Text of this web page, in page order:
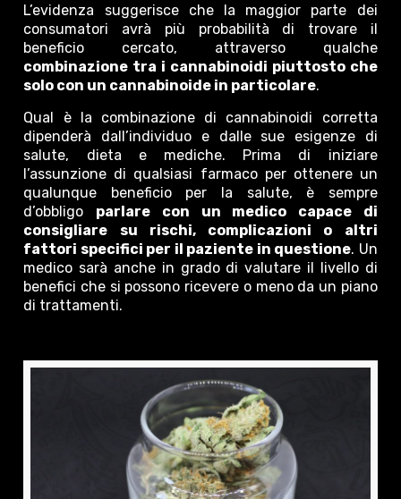
L’evidenza suggerisce che la maggior parte dei
consumatori avrà più probabilità di trovare il
beneficio cercato, attraverso qualche
combinazione tra i cannabinoidi piuttosto che
solo con un cannabinoide in particolare.
Qual è la combinazione di cannabinoidi corretta
dipenderà dall’individuo e dalle sue esigenze di
salute, dieta e mediche. Prima di iniziare
l’assunzione di qualsiasi farmaco per ottenere un
qualunque beneficio per la salute, è sempre
d’obbligo parlare con un medico capace di
consigliare su rischi, complicazioni o altri
fattori specifici per il paziente in questione. Un
medico sarà anche in grado di valutare il livello di
benefici che si possono ricevere o meno da un piano
di trattamenti.